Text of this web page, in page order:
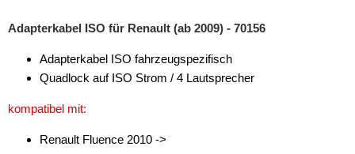
für Saturn
für Scania
für Scion
Adapterkabel ISO für Renault (ab 2009) - 70156
Adapterkabel ISO fahrzeugspezifisch
Quadlock auf ISO Strom / 4 Lautsprecher
kompatibel mit:
Renault Fluence 2010 ->